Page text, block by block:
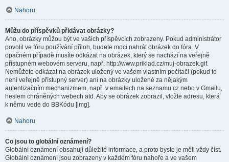
Nahoru
Můžu do příspěvků přidávat obrázky?
Ano, obrázky můžou být ve vašich příspěvcích zobrazeny. Pokud administrátor
povolil ve fóru používání příloh, budete moci nahrát obrázek do fóra. V
opačném případě musíte odkázat na obrázek, který se nachází na veřejně
přístupném webovém serveru, např. http://www.priklad.cz/muj-obrazek.gif.
Nemůžete odkázat na obrázek uložený ve vašem vlastním počítači (pokud to
není veřejně přístupný server) ani na obrázky uložené za nějakým
autentizačním mechanizmem, např. v emailech na seznamu.cz nebo v Gmailu,
heslem chráněných webech atd. Aby se obrázek zobrazil, vložte adresu, která
k němu vede do BBKódu [img].
Nahoru
Co jsou to globální oznámení?
Globální oznámení obsahují důležité informace, a proto byste je měli vždy číst.
Globální oznámení jsou zobrazeny v každém fóru nahoře a ve vašem